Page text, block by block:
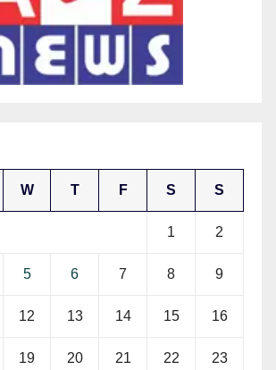
W T F S S
1 2
5 6 7 8 9
12 13 14 15 16
19 20 21 22 23